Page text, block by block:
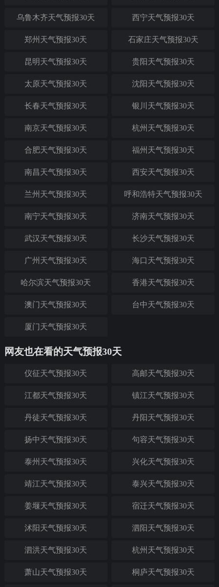
乌鲁木齐天气预报30天 西宁天气预报30天
郑州天气预报30天 石家庄天气预报30天
昆明天气预报30天 贵阳天气预报30天
太原天气预报30天 沈阳天气预报30天
长春天气预报30天 银川天气预报30天
南京天气预报30天 杭州天气预报30天
合肥天气预报30天 福州天气预报30天
南昌天气预报30天 西安天气预报30天
兰州天气预报30天 呼和浩特天气预报30天
南宁天气预报30天 济南天气预报30天
武汉天气预报30天 长沙天气预报30天
广州天气预报30天 海口天气预报30天
哈尔滨天气预报30天 香港天气预报30天
澳门天气预报30天 台中天气预报30天
厦门天气预报30天
网友也在看的天气预报30天
仪征天气预报30天 高邮天气预报30天
江都天气预报30天 镇江天气预报30天
丹徒天气预报30天 丹阳天气预报30天
扬中天气预报30天 句容天气预报30天
泰州天气预报30天 兴化天气预报30天
靖江天气预报30天 泰兴天气预报30天
姜堰天气预报30天 宿迁天气预报30天
沭阳天气预报30天 泗阳天气预报30天
泗洪天气预报30天 杭州天气预报30天
萧山天气预报30天 桐庐天气预报30天